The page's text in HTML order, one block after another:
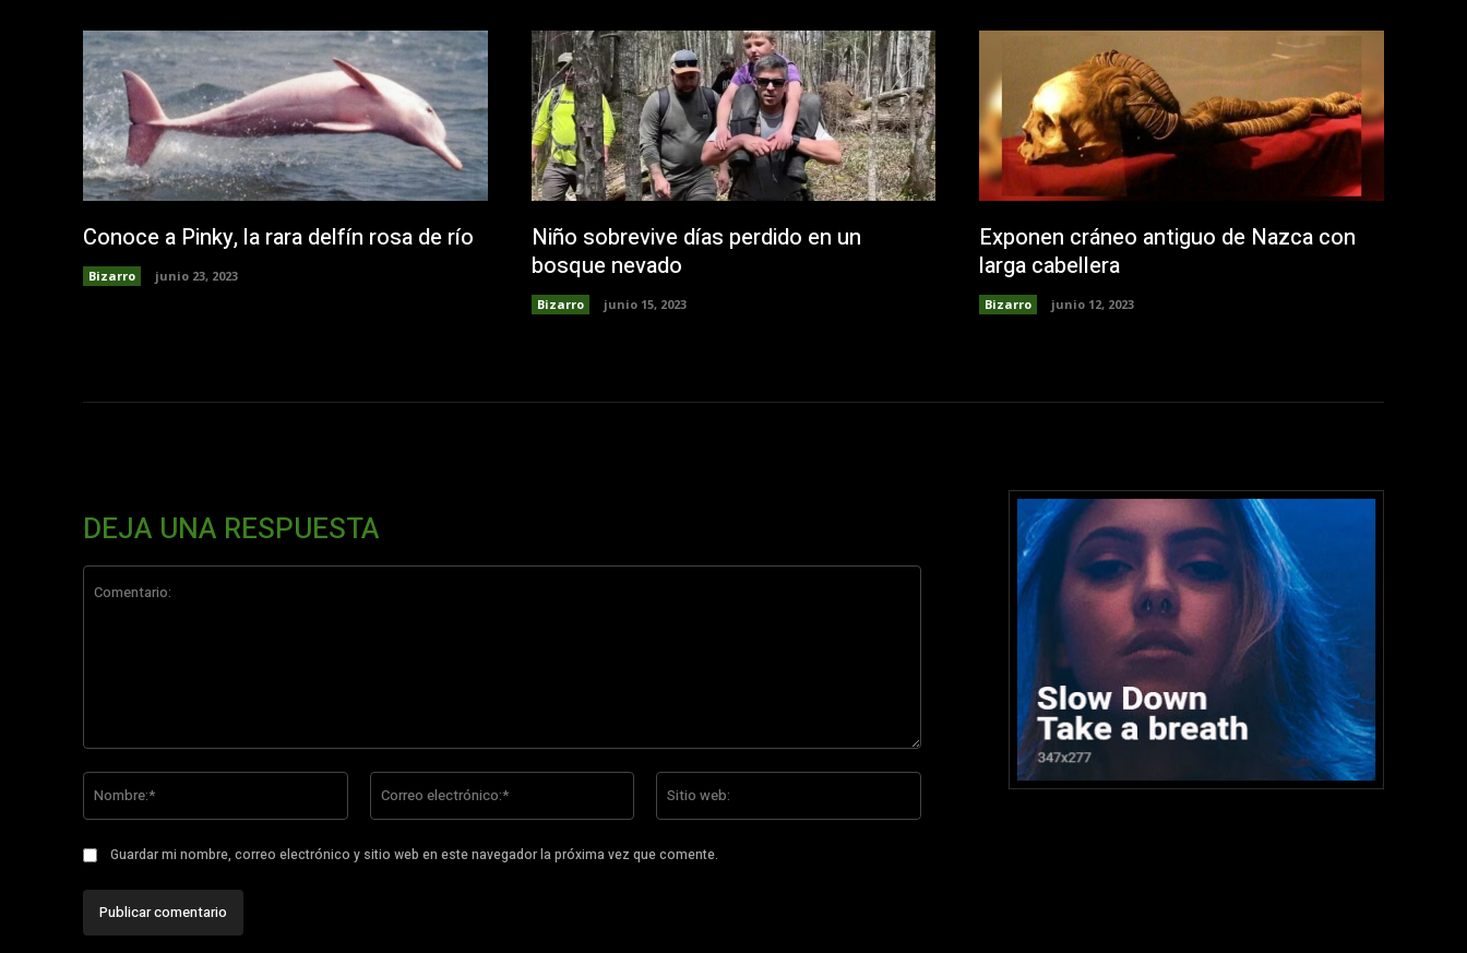
Conoce a Pinky, la rara delfín rosa de río
Bizarro junio 23, 2023
Niño sobrevive días perdido en un
bosque nevado
Bizarro junio 15, 2023
Exponen cráneo antiguo de Nazca con
larga cabellera
Bizarro junio 12, 2023
DEJA UNA RESPUESTA
electrónico:*
Guardar mi nombre, correo electrónico y sitio web en este navegador la próxima vez que comente.